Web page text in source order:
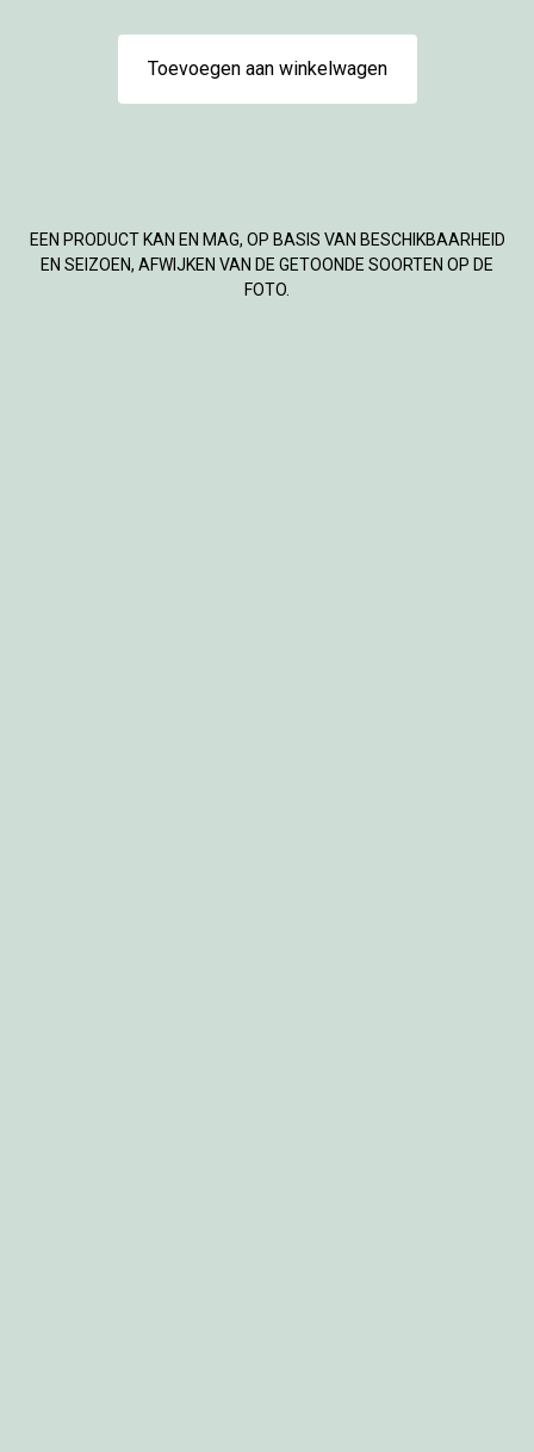
Toevoegen aan winkelwagen
EEN PRODUCT KAN EN MAG, OP BASIS VAN BESCHIKBAARHEID
EN SEIZOEN, AFWIJKEN VAN DE GETOONDE SOORTEN OP DE
FOTO.